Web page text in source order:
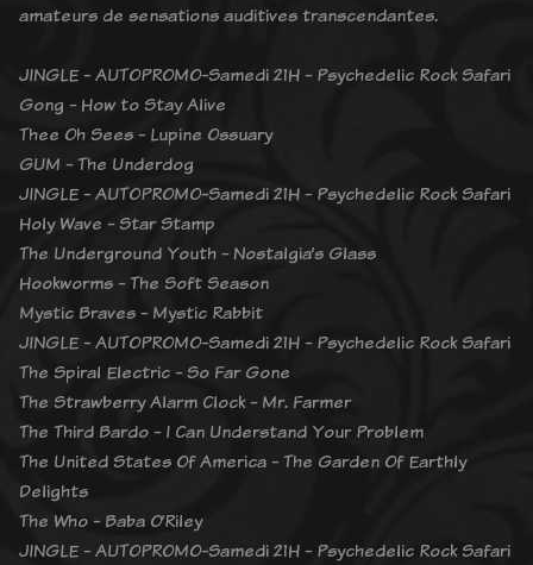
amateurs de sensations auditives transcendantes.
JINGLE - AUTOPROMO-Samedi 21H - Psychedelic Rock Safari
Gong - How to Stay Alive
Thee Oh Sees - Lupine Ossuary
GUM - The Underdog
JINGLE - AUTOPROMO-Samedi 21H - Psychedelic Rock Safari
Holy Wave - Star Stamp
The Underground Youth - Nostalgia’s Glass
Hookworms - The Soft Season
Mystic Braves - Mystic Rabbit
JINGLE - AUTOPROMO-Samedi 21H - Psychedelic Rock Safari
The Spiral Electric - So Far Gone
The Strawberry Alarm Clock - Mr. Farmer
The Third Bardo - I Can Understand Your Problem
The United States Of America - The Garden Of Earthly
Delights
The Who - Baba O’Riley
JINGLE - AUTOPROMO-Samedi 21H - Psychedelic Rock Safari